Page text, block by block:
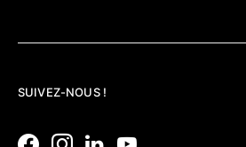
SUIVEZ-NOUS !